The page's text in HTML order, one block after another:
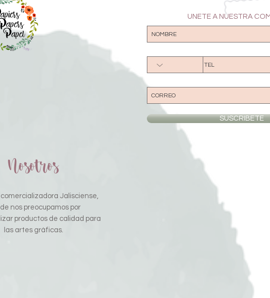
UNETE A NUESTRA
SUSCRIBETE
Nosotros
comercializadora Jalisciense,
nos preocupamos por
productos de calidad para
las artes gráficas.